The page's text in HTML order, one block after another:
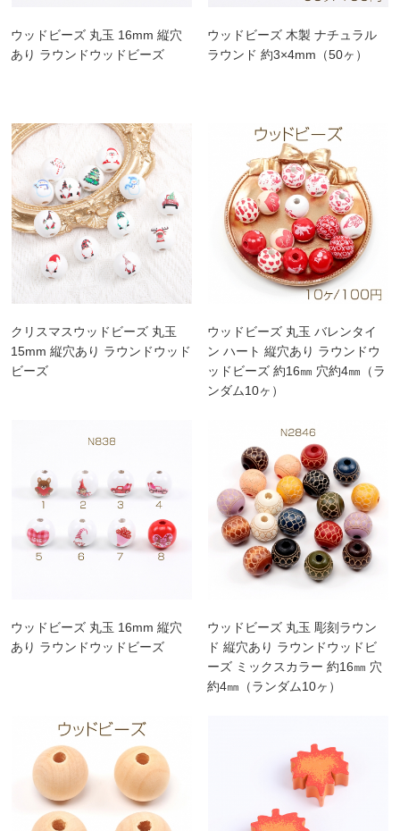
ウッドビーズ 丸玉 16mm 縦穴
あり ラウンドウッドビーズ
ウッドビーズ 木製 ナチュラル
ラウンド 約3×4mm（50ヶ）
クリスマスウッドビーズ 丸玉
15mm 縦穴あり ラウンドウッド
ビーズ
ウッドビーズ 丸玉 バレンタイ
ン ハート 縦穴あり ラウンドウ
ッドビーズ 約16㎜ 穴約4㎜（ラ
ンダム10ヶ）
ウッドビーズ 丸玉 16mm 縦穴
あり ラウンドウッドビーズ
ウッドビーズ 丸玉 彫刻ラウン
ド 縦穴あり ラウンドウッドビ
ーズ ミックスカラー 約16㎜ 穴
約4㎜（ランダム10ヶ）